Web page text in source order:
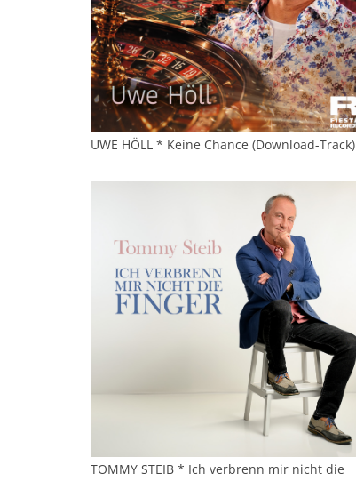
UWE HÖLL * Keine Chance (Download-Track)
TOMMY STEIB * Ich verbrenn mir nicht die